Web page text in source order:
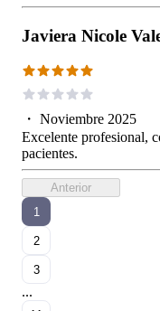
Javiera Nicole
・ Noviembre 2025
Excelente profesional,
pacientes.
Anterior
1
2
3
...